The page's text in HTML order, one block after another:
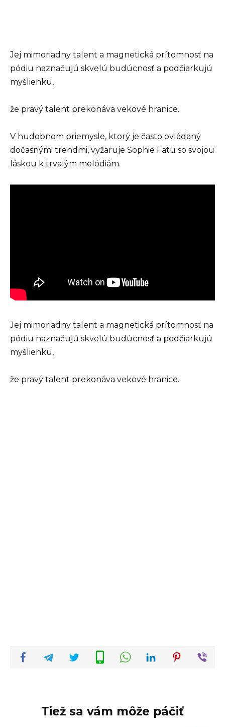
Jej mimoriadny talent a magnetická prítomnosť na
pódiu naznačujú skvelú budúcnosť a podčiarkujú
myšlienku,
že pravý talent prekonáva vekové hranice.
V hudobnom priemysle, ktorý je často ovládaný
dočasnými trendmi, vyžaruje Sophie Fatu so svojou
láskou k trvalým melódiám.
Jej mimoriadny talent a magnetická prítomnosť na
pódiu naznačujú skvelú budúcnosť a podčiarkujú
myšlienku,
že pravý talent prekonáva vekové hranice.
Tiež sa vám môže páčiť